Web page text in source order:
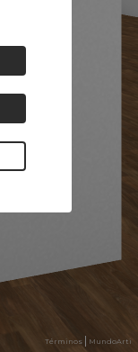
Términos MundoArti